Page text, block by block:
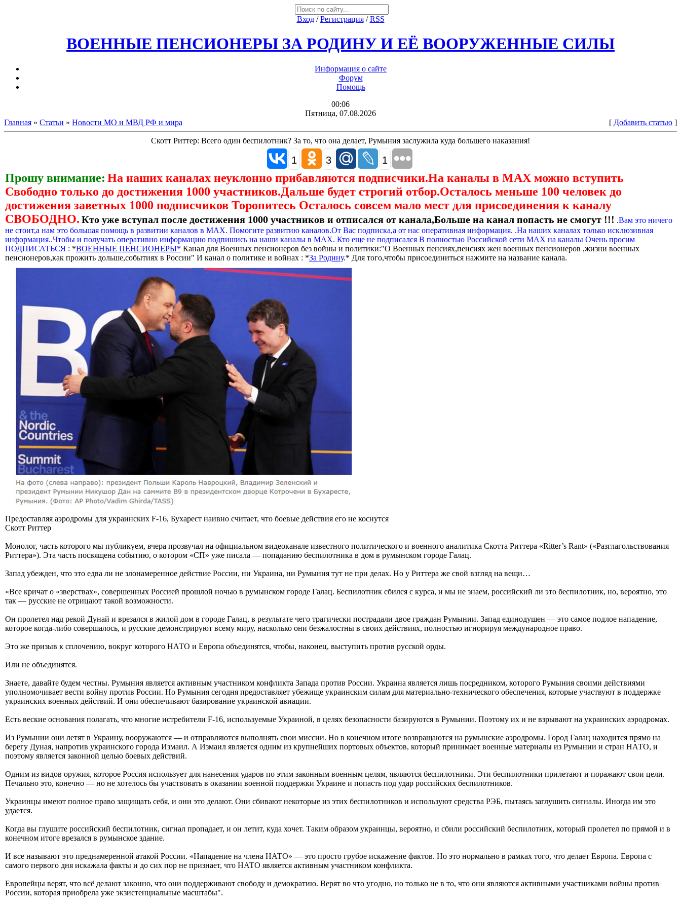
Вход/Регистрация/RSS
ВОЕННЫЕ ПЕНСИОНЕРЫ ЗА РОДИНУ И ЕЁ ВООРУЖЕННЫЕ СИЛЫ
Информация о сайте
Форум
Помощь
00:06
Пятница, 07.08.2026
Главная » Статьи » Новости МО и МВД РФ и мира [ Добавить статью ]
Скотт Риттер: Всего один беспилотник? За то, что она делает, Румыния заслужила куда большего наказания!
1 3 1
Прошу внимание: На наших каналах неуклонно прибавляются подписчики.На каналы в МАХ можно вступить
Свободно только до достижения 1000 участников.Дальше будет строгий отбор.Осталось меньше 100 человек до
достижения заветных 1000 подписчиков Торопитесь Осталось совсем мало мест для присоединения к каналу
СВОБОДНО. Кто уже вступал после достижения 1000 участников и отписался от канала,Больше на канал попасть не смогут !!! .Вам это ничего
не стоит,а нам это большая помощь в развитии каналов в МАХ. Помогите развитию каналов.От Вас подписка,а от нас оперативная информация. .На наших каналах только исклюзивная
информация..Чтобы и получать оперативно информацию подпишись на наши каналы в МАХ. Кто еще не подписался В полностью Российской сети МАХ на каналы Очень просим
ПОДПИСАТЬСЯ : *ВОЕННЫЕ ПЕНСИОНЕРЫ* Канал для Военных пенсионеров без войны и политики:"О Военных пенсиях,пенсиях жен военных пенсионеров ,жизни военных
пенсионеров,как прожить дольше,событиях в России" И канал о политике и войнах : *За Родину.* Для того,чтобы присоединиться нажмите на название канала.
Предоставляя аэродромы для украинских F-16, Бухарест наивно считает, что боевые действия его не коснутся
Скотт Риттер
Монолог, часть которого мы публикуем, вчера прозвучал на официальном видеоканале известного политического и военного аналитика Скотта Риттера «Ritter’s Rant» («Разглагольствования
Риттера»). Эта часть посвящена событию, о котором «СП» уже писала — попаданию беспилотника в дом в румынском городе Галац.
Запад убежден, что это едва ли не злонамеренное действие России, ни Украина, ни Румыния тут не при делах. Но у Риттера же свой взгляд на вещи…
«Все кричат о «зверствах», совершенных Россией прошлой ночью в румынском городе Галац. Беспилотник сбился с курса, и мы не знаем, российский ли это беспилотник, но, вероятно, это
так — русские не отрицают такой возможности.
Он пролетел над рекой Дунай и врезался в жилой дом в городе Галац, в результате чего трагически пострадали двое граждан Румынии. Запад единодушен — это самое подлое нападение,
которое когда-либо совершалось, и русские демонстрируют всему миру, насколько они безжалостны в своих действиях, полностью игнорируя международное право.
Это же призыв к сплочению, вокруг которого НАТО и Европа объединятся, чтобы, наконец, выступить против русской орды.
Или не объединятся.
Знаете, давайте будем честны. Румыния является активным участником конфликта Запада против России. Украина является лишь посредником, которого Румыния своими действиями
уполномочивает вести войну против России. Но Румыния сегодня предоставляет убежище украинским силам для материально-технического обеспечения, которые участвуют в поддержке
украинских военных действий. И они обеспечивают базирование украинской авиации.
Есть веские основания полагать, что многие истребители F-16, используемые Украиной, в целях безопасности базируются в Румынии. Поэтому их и не взрывают на украинских аэродромах.
Из Румынии они летят в Украину, вооружаются — и отправляются выполнять свои миссии. Но в конечном итоге возвращаются на румынские аэродромы. Город Галац находится прямо на
берегу Дуная, напротив украинского города Измаил. А Измаил является одним из крупнейших портовых объектов, который принимает военные материалы из Румынии и стран НАТО, и
поэтому является законной целью боевых действий.
Одним из видов оружия, которое Россия использует для нанесения ударов по этим законным военным целям, являются беспилотники. Эти беспилотники прилетают и поражают свои цели.
Печально это, конечно — но не хотелось бы участвовать в оказании военной поддержки Украине и попасть под удар российских беспилотников.
Украинцы имеют полное право защищать себя, и они это делают. Они сбивают некоторые из этих беспилотников и используют средства РЭБ, пытаясь заглушить сигналы. Иногда им это
удается.
Когда вы глушите российский беспилотник, сигнал пропадает, и он летит, куда хочет. Таким образом украинцы, вероятно, и сбили российский беспилотник, который пролетел по прямой и в
конечном итоге врезался в румынское здание.
И все называют это преднамеренной атакой России. «Нападение на члена НАТО» — это просто грубое искажение фактов. Но это нормально в рамках того, что делает Европа. Европа с
самого первого дня искажала факты и до сих пор не признает, что НАТО является активным участником конфликта.
Европейцы верят, что всё делают законно, что они поддерживают свободу и демократию. Верят во что угодно, но только не в то, что они являются активными участниками войны против
России, которая приобрела уже экзистенциальные масштабы".